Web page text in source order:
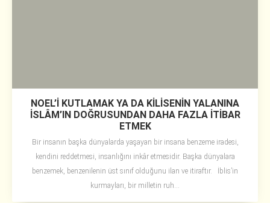
NOEL’İ KUTLAMAK YA DA KİLİSENİN YALANINA
İSLÂM’IN DOĞRUSUNDAN DAHA FAZLA İTİBAR
ETMEK
Bir insanın başka dünyalarda yaşayan bir insana benzeme iradesi,
kendini reddetmesi, insanlığını inkâr etmesidir. Başka dünyalara
benzemek, benzenilenin üst sınıf olduğunu ilan ve itiraftır. İblis’in
kurmayları, bir milletin ruh...